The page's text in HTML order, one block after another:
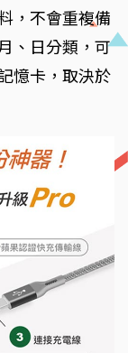
，不會重複備
、日分類，可
憶卡，取決於